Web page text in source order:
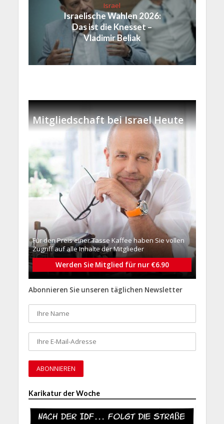
Israel
Israelische Wahlen 2026:
Das ist die Knesset –
Vladimir Beliak
Mitgliedschaft bei Israel Heute
Für den Preis einer Tasse Kaffee haben Sie vollen
Zugriff auf alle Inhalte der Mitglieder
Werden Sie Mitglied für nur €6.90
Abonnieren Sie unseren täglichen Newsletter
Karikatur der Woche